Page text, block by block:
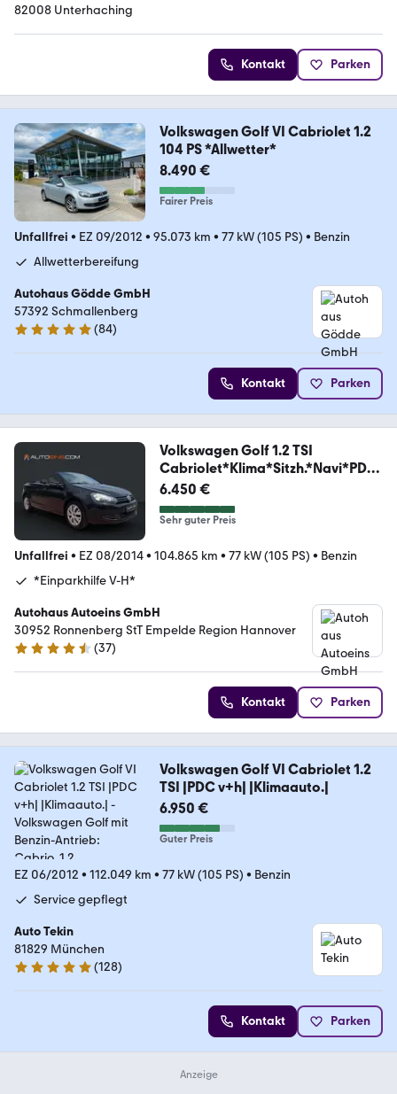
82008 Unterhaching
Kontakt Parken
Volkswagen Golf VI Cabriolet 1.2
104 PS *Allwetter*
8.490 €
Fairer Preis
Unfallfrei • EZ 09/2012 • 95.073 km • 77 kW (105 PS) • Benzin
Allwetterbereifung
Autohaus Gödde GmbH
57392 Schmallenberg
5 Sterne
(84)
Kontakt Parken
Volkswagen Golf 1.2 TSI
Cabriolet*Klima*Sitzh.*Navi*PDC
*
6.450 €
Sehr guter Preis
Unfallfrei • EZ 08/2014• 104.865 km • 77 kW (105 PS) • Benzin
*Einparkhilfe V-H*
Autohaus Autoeins GmbH
30952 Ronnenberg StT Empelde Region Hannover
4.7 Sterne
(37)
Kontakt Parken
Volkswagen Golf VI Cabriolet 1.2
TSI |PDC v+h| |Klimaauto.|
6.950 €
Guter Preis
EZ 06/2012 • 112.049 km • 77 kW (105 PS) • Benzin
Service gepflegt
Auto Tekin
81829 München
4.8 Sterne
(128)
Kontakt Parken